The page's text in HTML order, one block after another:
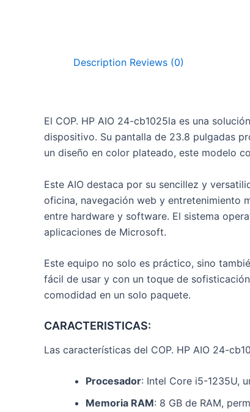
Description Reviews (0)
El COP. HP AIO 24-cb1025la es una
dispositivo. Su pantalla de 23.8 pulgadas
un diseño en color plateado, este modelo
Este AIO destaca por su sencillez y
oficina, navegación web y entretenimiento
entre hardware y software. El sistema
aplicaciones de Microsoft.
Este equipo no solo es práctico, sino
fácil de usar y con un toque de
comodidad en un solo paquete.
CARACTERISTICAS:
Las características del COP. HP AIO 24-
Procesador: Intel Core i5-1235U,
Memoria RAM: 8 GB de RAM,